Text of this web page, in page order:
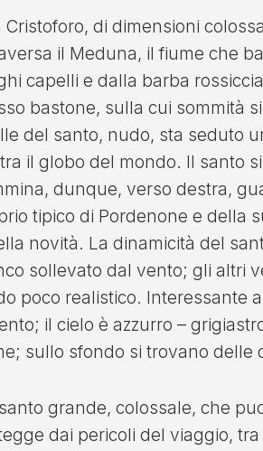
Cristoforo, di dimensioni
il Meduna, il fiume che
capelli e dalla barba
bastone, sulla cui sommità
del santo, nudo, sta seduto
il globo del mondo. Il santo
dunque, verso destra,
tipico di Pordenone e della
novità. La dinamicità del
sollevato dal vento; gli altri
poco realistico. Interessante
il cielo è azzurro –
sullo sfondo si trovano delle
grande, colossale, che
dai pericoli del viaggio,